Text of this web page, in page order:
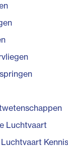
Luchtvaart
Kennis